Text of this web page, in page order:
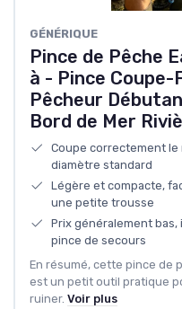
GÉNÉRIQUE
Pince de Pêche
à - Pince Coupe-
Pêcheur
Bord de Mer
Coupe correctement
diamètre standard
Légère et compacte,
une petite trousse
Prix généralement
pince de secours
En résumé, cette pince de
est un petit outil pratique
ruiner. Voir plus